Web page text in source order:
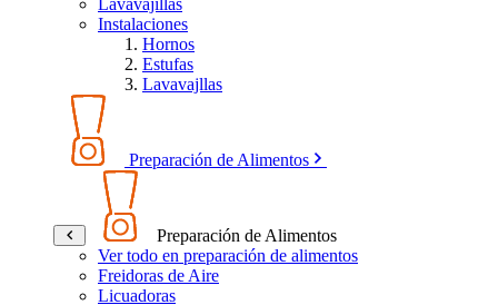
Lavavajillas
Instalaciones
Hornos
Estufas
Lavavajllas
Preparación de Alimentos
Preparación de Alimentos
Ver todo en preparación de alimentos
Freidoras de Aire
Licuadoras